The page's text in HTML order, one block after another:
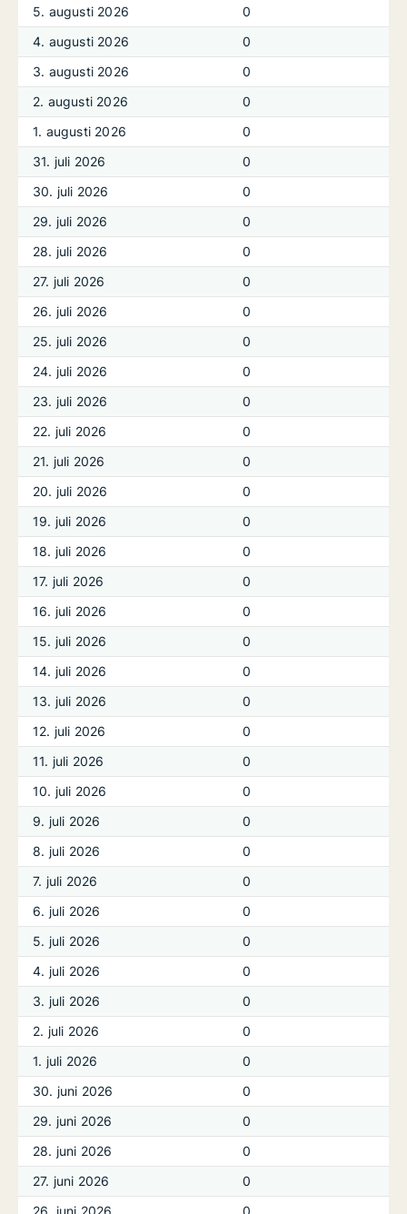
5. augusti 2026
0
4. augusti 2026
0
3. augusti 2026
0
2. augusti 2026
0
1. augusti 2026
0
31. juli 2026
0
30. juli 2026
0
29. juli 2026
0
28. juli 2026
0
27. juli 2026
0
26. juli 2026
0
25. juli 2026
0
24. juli 2026
0
23. juli 2026
0
22. juli 2026
0
21. juli 2026
0
20. juli 2026
0
19. juli 2026
0
18. juli 2026
0
17. juli 2026
0
16. juli 2026
0
15. juli 2026
0
14. juli 2026
0
13. juli 2026
0
12. juli 2026
0
11. juli 2026
0
10. juli 2026
0
9. juli 2026
0
8. juli 2026
0
7. juli 2026
0
6. juli 2026
0
5. juli 2026
0
4. juli 2026
0
3. juli 2026
0
2. juli 2026
0
1. juli 2026
0
30. juni 2026
0
29. juni 2026
0
28. juni 2026
0
27. juni 2026
0
26. juni 2026
0